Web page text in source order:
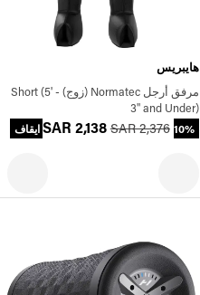
هايبريس
مرفق أرجل Normatec (زوج) - Short (5'
3" and Under)
SAR 2,138 SAR 2,376 10% ايقاف